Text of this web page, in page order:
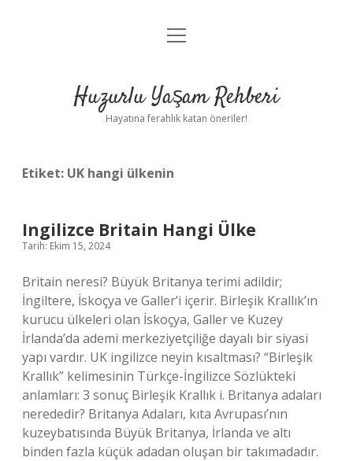
Anasayfa
Yasal Uyarı
menüyü
Huzurlu Yaşam Rehberi
Hayatına ferahlık katan öneriler!
Etiket: UK hangi ülkenin
Ingilizce Britain Hangi Ülke
Tarih: Ekim 15, 2024
Britain neresi? Büyük Britanya terimi adildir;
İngiltere, İskoçya ve Galler’i içerir. Birleşik Krallık’ın
kurucu ülkeleri olan İskoçya, Galler ve Kuzey
İrlanda’da ademi merkeziyetçiliğe dayalı bir siyasi
yapı vardır. UK ingilizce neyin kısaltması? “Birleşik
Krallık” kelimesinin Türkçe-İngilizce Sözlükteki
anlamları: 3 sonuç Birleşik Krallık i. Britanya adaları
nerededir? Britanya Adaları, kıta Avrupası’nın
kuzeybatısında Büyük Britanya, İrlanda ve altı
binden fazla küçük adadan oluşan bir takımadadır.